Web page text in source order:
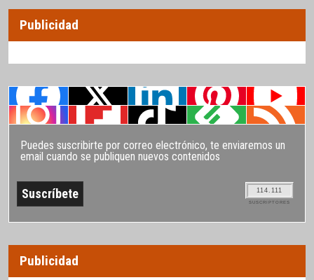
Publicidad
Puedes suscribirte por correo electrónico, te enviaremos un
email cuando se publiquen nuevos contenidos
114.111
SUSCRIPTORES
Publicidad